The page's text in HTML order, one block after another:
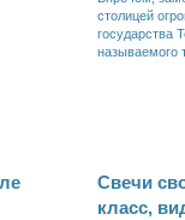
столицей
государства
называемого
Свечи
класс,